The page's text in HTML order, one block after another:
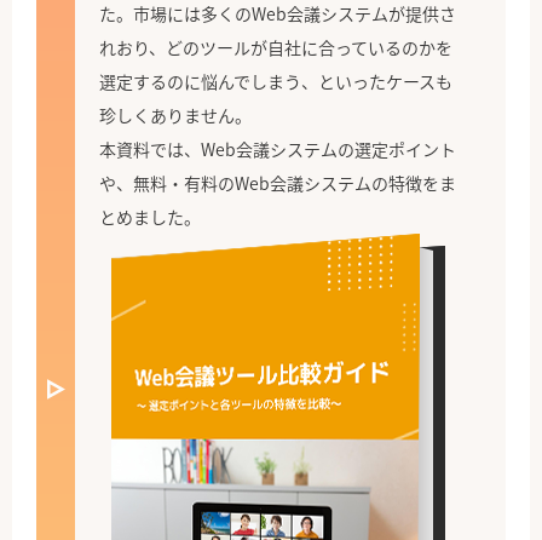
た。市場には多くのWeb会議システムが提供さ
れおり、どのツールが自社に合っているのかを
選定するのに悩んでしまう、といったケースも
珍しくありません。
本資料では、Web会議システムの選定ポイント
や、無料・有料のWeb会議システムの特徴をま
とめました。